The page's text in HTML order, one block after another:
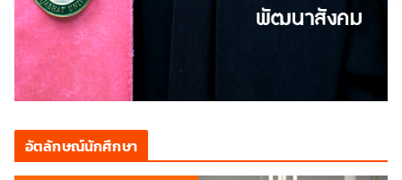
อัตลักษณ์นักศึกษา